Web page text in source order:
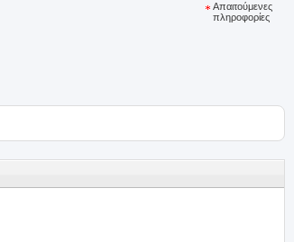
Απαιτούμενες
πληροφορίες